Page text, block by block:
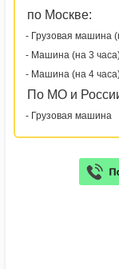
по Москве:
- Грузовая машина
- Машина (на 3 часа)
- Машина (на 4
По МО и
- Грузовая машина